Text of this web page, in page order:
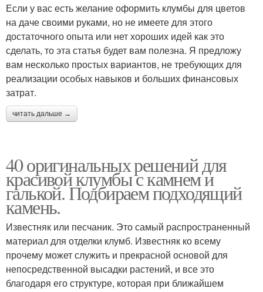
Если у вас есть желание оформить клумбы для цветов
на даче своими руками, но не имеете для этого
достаточного опыта или нет хороших идей как это
сделать, то эта статья будет вам полезна. Я предложу
вам несколько простых вариантов, не требующих для
реализации особых навыков и больших финансовых
затрат.
читать дальше →
40 оригинальных решений для
красивой клумбы с камнем и
галькой. Подбираем подходящий
камень.
Известняк или песчаник. Это самый распространенный
материал для отделки клумб. Известняк ко всему
прочему может служить и прекрасной основой для
непосредственной высадки растений, и все это
благодаря его структуре, которая при ближайшем